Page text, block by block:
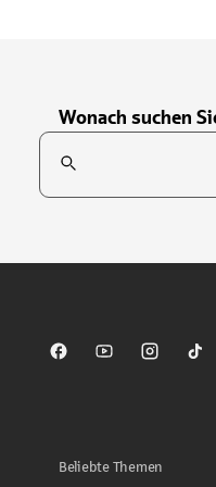
Wonach suchen
Suchfeld
Sparkasse auf Facebook
Sparkasse auf
Beliebte Themen